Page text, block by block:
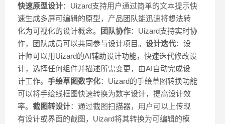
快速原型设计：Uizard支持用户通过简单的文本提示快
速生成多屏可编辑的原型，产品团队能迅速将想法转
化为可视化的设计概念。
团队协作：Uizard支持实时协
作，团队成员可以共同参与设计项目。 设计迭代：设
计师可以用Uizard的AI辅助设计功能，快速迭代修改设
计，选择任何组件并描述所需变更，由AI自动完成设
计工作。 手绘草图数字化：Uizard的手绘草图转换功能
可以将手绘线框图快速转换为数字设计，提高设计效
率。 截图转设计：通过截图扫描器，用户可以上传现
有设计或界面的截图，Uizard将其转换为可编辑的模